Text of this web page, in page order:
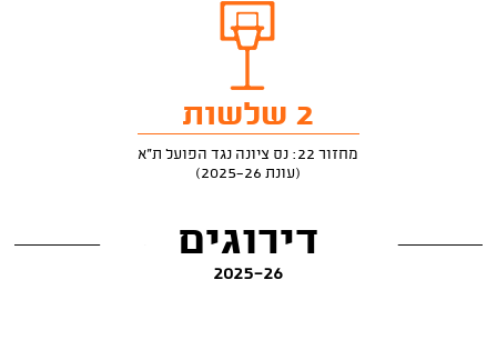
2 שלשות
מחזור 22: נס ציונה נגד הפועל ת"א
(עונת 2025-26)
דירוגים
2025-26